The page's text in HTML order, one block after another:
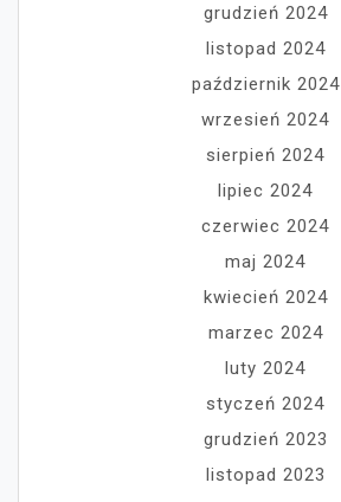
grudzień 2024
listopad 2024
październik 2024
wrzesień 2024
sierpień 2024
lipiec 2024
czerwiec 2024
maj 2024
kwiecień 2024
marzec 2024
luty 2024
styczeń 2024
grudzień 2023
listopad 2023